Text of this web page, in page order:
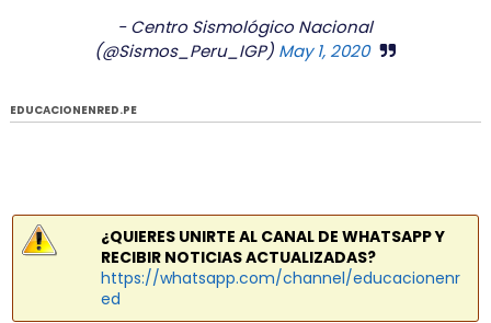
- Centro Sismológico Nacional
(@Sismos_Peru_IGP) May 1, 2020
EDUCACIONENRED.PE
¿QUIERES UNIRTE AL CANAL DE WHATSAPP Y
RECIBIR NOTICIAS ACTUALIZADAS?
https://whatsapp.com/channel/educacionenr
ed